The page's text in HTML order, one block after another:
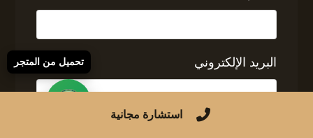
البريد الإلكتروني
استشارة مجانية
تحميل من المتجر